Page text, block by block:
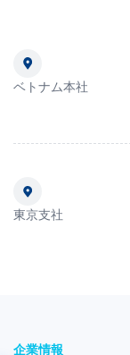
ベトナム本社
東京支社
企業情報